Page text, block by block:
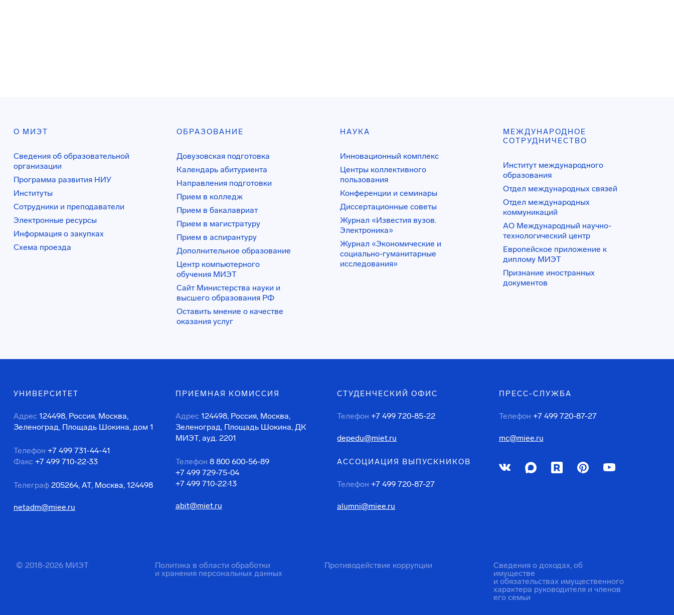
О МИЭТ
Сведения об образовательной
организации
Программа развития НИУ
Институты
Сотрудники и преподаватели
Электронные ресурсы
Информация о закупках
Схема проезда
ОБРАЗОВАНИЕ
Довузовская подготовка
Календарь абитуриента
Направления подготовки
Прием в колледж
Прием в бакалавриат
Прием в магистратуру
Прием в аспирантуру
Дополнительное образование
Центр компьютерного
обучения МИЭТ
Сайт Министерства науки и
высшего образования РФ
Оставить мнение о качестве
оказания услуг
НАУКА
Инновационный комплекс
Центры коллективного
пользования
Конференции и семинары
Диссертационные советы
Журнал «Известия вузов.
Электроника»
Журнал «Экономические и
социально-гуманитарные
исследования»
МЕЖДУНАРОДНОЕ
СОТРУДНИЧЕСТВО
Институт международного
образования
Отдел международных связей
Отдел международных
коммуникаций
АО Международный научно-
технологический центр
Европейское приложение к
диплому МИЭТ
Признание иностранных
документов
УНИВЕРСИТЕТ
Адрес 124498, Россия, Москва,
Зеленоград, Площадь Шокина, дом 1
Телефон +7 499 731-44-41
Факс +7 499 710-22-33
Телеграф 205264, АТ, Москва, 124498
netadm@miee.ru
ПРИЕМНАЯ КОМИССИЯ
Адрес 124498, Россия, Москва,
Зеленоград, Площадь Шокина, ДК
МИЭТ, ауд. 2201
Телефон 8 800 600-56-89
+7 499 729-75-04
+7 499 710-22-13
abit@miet.ru
СТУДЕНЧЕСКИЙ ОФИС
Телефон +7 499 720-85-22
depedu@miet.ru
АССОЦИАЦИЯ ВЫПУСКНИКОВ
Телефон +7 499 720-87-27
alumni@miee.ru
ПРЕСС-СЛУЖБА
Телефон +7 499 720-87-27
mc@miee.ru
© 2018-2026 МИЭТ
Политика в области обработки
и хранения персональных данных
Противодействие коррупции
Сведения о доходах, об
имуществе
и обязательствах имущественного
характера руководителя и членов
его семьи